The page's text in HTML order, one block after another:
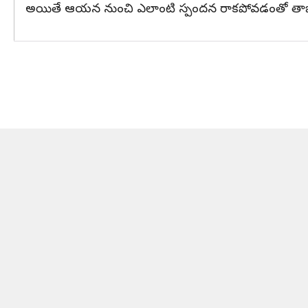
అయితే ఆయన నుంచి ఎలాంటి స్పందన రాకపోవడంతో తాజాగా